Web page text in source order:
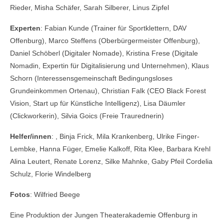
Rieder, Misha Schäfer, Sarah Silberer, Linus Zipfel
Experten: Fabian Kunde (Trainer für Sportklettern, DAV
Offenburg), Marco Steffens (Oberbürgermeister Offenburg),
Daniel Schöberl (Digitaler Nomade), Kristina Frese (Digitale
Nomadin, Expertin für Digitalisierung und Unternehmen), Klaus
Schorn (Interessensgemeinschaft Bedingungsloses
Grundeinkommen Ortenau), Christian Falk (CEO Black Forest
Vision, Start up für Künstliche Intelligenz), Lisa Däumler
(Clickworkerin), Silvia Goics (Freie Traurednerin)
Helfer/innen: , Binja Frick, Mila Krankenberg, Ulrike Finger-
Lembke, Hanna Füger, Emelie Kalkoff, Rita Klee, Barbara Krehl
Alina Leutert, Renate Lorenz, Silke Mahnke, Gaby Pfeil Cordelia
Schulz, Florie Windelberg
Fotos: Wilfried Beege
Eine Produktion der Jungen Theaterakademie Offenburg in